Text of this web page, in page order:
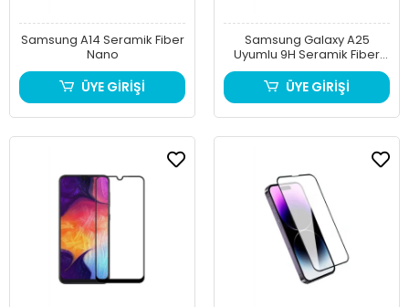
Samsung A14 Seramik Fiber
Nano
ÜYE GİRİŞİ
Samsung Galaxy A25
Uyumlu 9H Seramik Fiber
Nano Kırılmaz Ekran
Koruyucu
ÜYE GİRİŞİ